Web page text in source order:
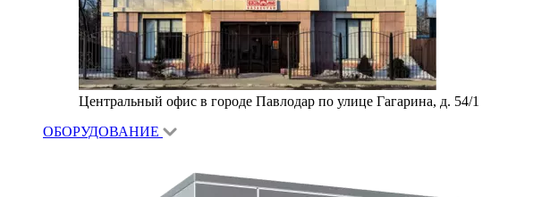
Центральный офис в городе Павлодар по улице Гагарина, д. 54/1
ОБОРУДОВАНИЕ